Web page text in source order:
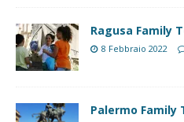
Ragusa Family
8 Febbraio 2022
Palermo Family